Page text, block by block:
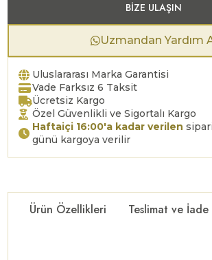
BIZE ULAŞIN
Uzmandan Yardım
Uluslararası Marka Garantisi
Vade Farksız 6 Taksit
Ücretsiz Kargo
Özel Güvenlikli ve Sigortalı Kargo
Haftaiçi 16:00'a kadar verilen
günü kargoya verilir
Ürün Özellikleri Teslimat ve İade